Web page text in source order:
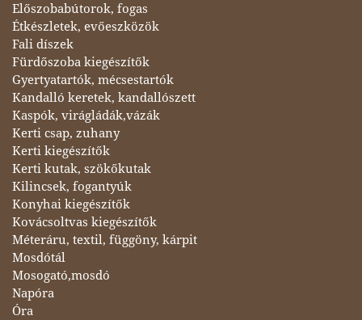
Előszobabútorok, fogas
Étkészletek, evőeszközök
Fali díszek
Fürdőszoba kiegészítők
Gyertyatartók, mécsestartók
Kandalló keretek, kandallószett
Kaspók, virágládák,vázák
Kerti csap, zuhany
Kerti kiegészítők
Kerti kutak, szökőkutak
Kilincsek, fogantyúk
Konyhai kiegészítők
Kovácsoltvas kiegészítők
Méteráru, textil, függöny, kárpit
Mosdótál
Mosogató,mosdó
Napóra
Óra